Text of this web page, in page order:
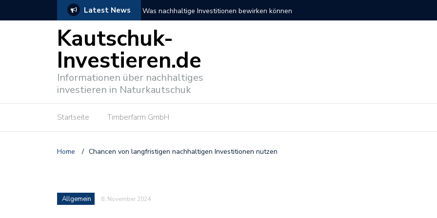
Latest News NABU fordert mehr nachhaltige Investitionen So
Kautschuk-
Investieren.de
Informationen über nachhaltiges
investieren in Naturkautschuk
Startseite Timberfarm GmbH
Home / Chancen von langfristigen nachhaltigen Investitionen nutzen
Allgemein 8. November 2024